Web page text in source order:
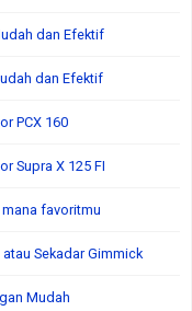
dan Efektif
dan Efektif
PCX 160
Supra X 125 FI
favoritmu
Sekadar Gimmick
Mudah